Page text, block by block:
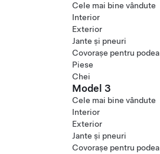
Cele mai bine vândute
Interior
Exterior
Jante și pneuri
Covorașe pentru podea
Piese
Chei
Model 3
Cele mai bine vândute
Interior
Exterior
Jante și pneuri
Covorașe pentru podea